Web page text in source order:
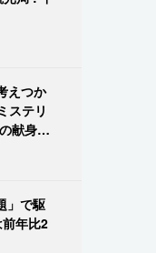
えつか
ステリ
献身』
」で駆
年比2